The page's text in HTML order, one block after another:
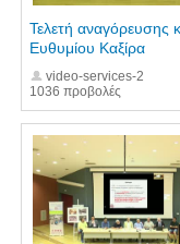
1036 προβολές
Τελετή αναγόρευσης
Ευθυμίου Καξίρα
video-services-2